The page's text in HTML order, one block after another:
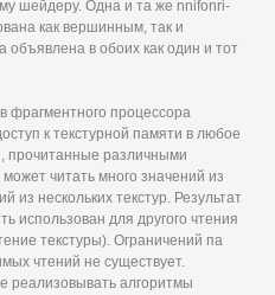
шейдеру. Одна и та же nnifonri-
как вершинным, так и
в обоих как один и тот
фрагментного процессора
к текстурной памяти в любое
прочитанные различными
читать много значений из
из нескольких текстур. Результат
использован для другого чтения
текстуры). Ограничений па
чтений не существует.
реализовывать алгоритмы